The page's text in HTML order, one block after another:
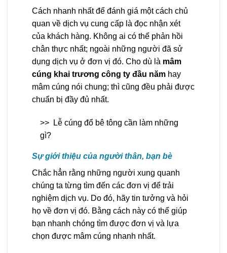
Cách nhanh nhất để đánh giá một cách chủ
quan về dịch vụ cung cấp là đọc nhận xét
của khách hàng. Không ai có thể phản hồi
chân thực nhất; ngoài những người đã sử
dụng dịch vụ ở đơn vị đó. Cho dù là mâm
cúng khai trương công ty đầu năm hay
mâm cúng nói chung; thì cũng đều phải được
chuẩn bị đầy đủ nhất.
>>
Lễ cúng đổ bê tông cần làm những
gì?
Sự giới thiệu của người thân, bạn bè
Chắc hẳn rằng những người xung quanh
chúng ta từng tìm đến các đơn vị để trải
nghiệm dịch vụ. Do đó, hãy tin tưởng và hỏi
họ về đơn vị đó. Bằng cách này có thể giúp
bạn nhanh chóng tìm được đơn vị và lựa
chọn được mâm cúng nhanh nhất.